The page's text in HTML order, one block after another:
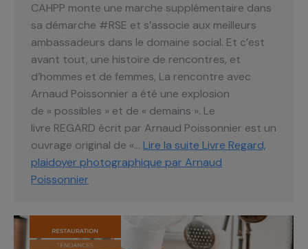
CAHPP monte une marche supplémentaire dans
sa démarche #RSE et s’associe aux meilleurs
ambassadeurs dans le domaine social. Et c’est
avant tout, une histoire de rencontres, et
d’hommes et de femmes, La rencontre avec
Arnaud Poissonnier a été une explosion
de « possibles » et de « demains ». Le
livre REGARD écrit par Arnaud Poissonnier est un
ouvrage original de «… Lire la suite Livre Regard,
plaidoyer photographique par Arnaud
Poissonnier